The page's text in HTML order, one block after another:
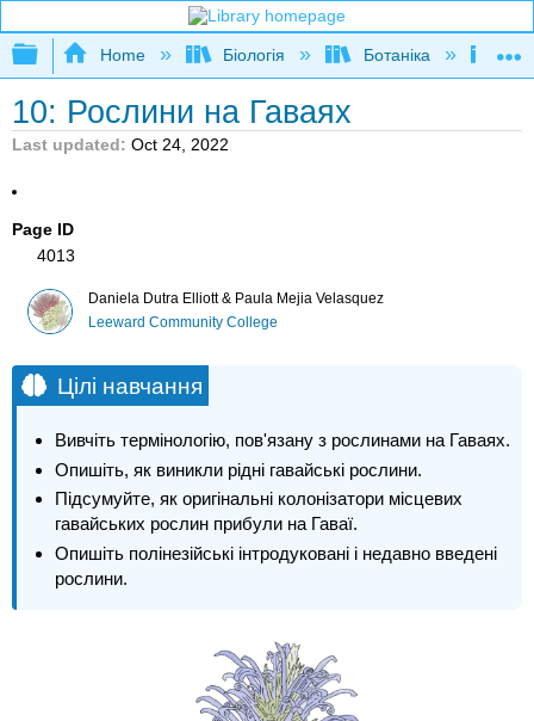
Expand/collapse global hierarchy
Home Біологія Ботаніка
10: Рослини на Гаваях
Last updated Oct 24, 2022
Page ID
4013
Daniela Dutra Elliott & Paula Mejia Velasquez
Leeward Community College
Цілі навчання
Вивчіть термінологію, пов'язану з рослинами на Гаваях.
Опишіть, як виникли рідні гавайські рослини.
Підсумуйте, як оригінальні колонізатори місцевих
гавайських рослин прибули на Гаваї.
Опишіть полінезійські інтродуковані і недавно введені
рослини.